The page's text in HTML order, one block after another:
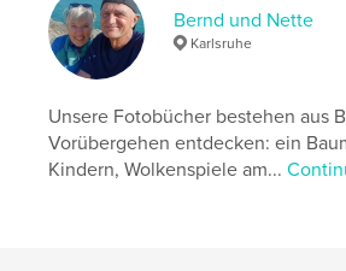
Catégories supplémentaires
Format choisi:Format paysage,
# de pages:
Date de publication:déc 08, 2019
LangueGerman
Mots-clés
Bernd und Nette
Karlsruhe
Unsere Fotobücher bestehen aus
Vorübergehen entdecken: ein
Kindern, Wolkenspiele am...